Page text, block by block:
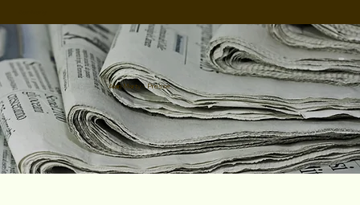
Alain Marty - Presse